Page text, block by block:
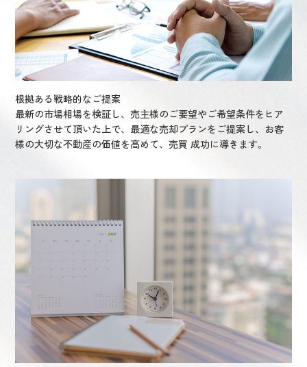
根拠ある戦略的なご提案
最新の市場相場を検証し、売主様のご要望やご希望条件をヒア
リングさせて頂いた上で、最適な売却プランをご提案し、お客
様の大切な不動産の価値を高めて、売買 成功に導きます。